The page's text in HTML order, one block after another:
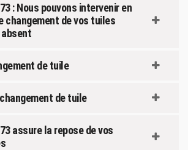
: Nous pouvons intervenir en
changement de vos tuiles
de tuile
de tuile
assure la repose de vos